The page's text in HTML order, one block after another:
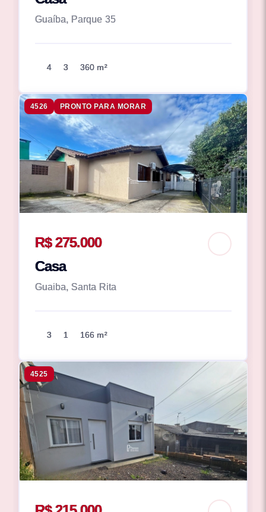
Guaíba, Parque 35
4 3 360 m²
4526 PRONTO PARA MORAR
R$ 275.000
Casa
Guaiba, Santa Rita
3 1 166 m²
4525